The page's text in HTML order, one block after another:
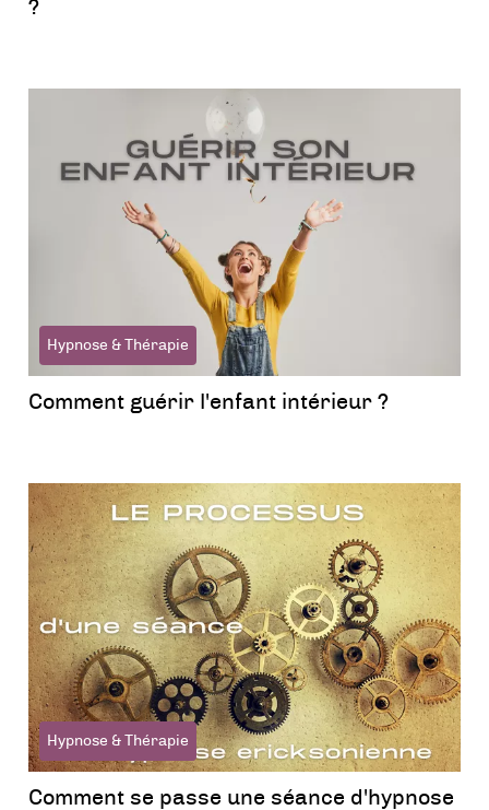
?
Hypnose & Thérapie
Comment guérir l'enfant intérieur ?
Hypnose & Thérapie
Comment se passe une séance d'hypnose